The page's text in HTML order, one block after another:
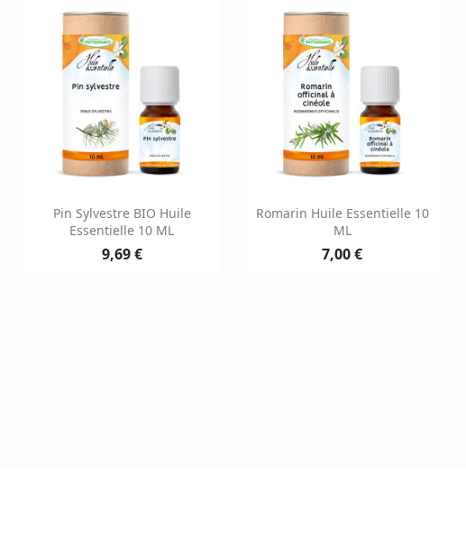
Aperçu rapide
Pin Sylvestre BIO Huile
Essentielle 10 ML
9,69 €
Aperçu rapide
Romarin Huile Essentielle 10
ML
7,00 €